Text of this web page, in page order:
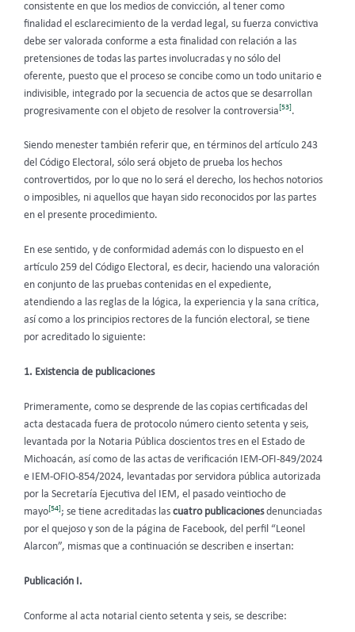
consistente en que los medios de convicción, al tener como
finalidad el esclarecimiento de la verdad legal, su fuerza convictiva
debe ser valorada conforme a esta finalidad con relación a las
pretensiones de todas las partes involucradas y no sólo del
oferente, puesto que el proceso se concibe como un todo unitario e
indivisible, integrado por la secuencia de actos que se desarrollan
progresivamente con el objeto de resolver la controversia [53] .
Siendo menester también referir que, en términos del artículo 243
del Código Electoral, sólo será objeto de prueba los hechos
controvertidos, por lo que no lo será el derecho, los hechos notorios
o imposibles, ni aquellos que hayan sido reconocidos por las partes
en el presente procedimiento.
En ese sentido, y de conformidad además con lo dispuesto en el
artículo 259 del Código Electoral, es decir, haciendo una valoración
en conjunto de las pruebas contenidas en el expediente,
atendiendo a las reglas de la lógica, la experiencia y la sana crítica,
así como a los principios rectores de la función electoral, se tiene
por acreditado lo siguiente:
1. Existencia de publicaciones
Primeramente, como se desprende de las copias certificadas del
acta destacada fuera de protocolo número ciento setenta y seis,
levantada por la Notaria Pública doscientos tres en el Estado de
Michoacán, así como de las actas de verificación IEM-OFI-849/2024
e IEM-OFIO-854/2024, levantadas por servidora pública autorizada
por la Secretaría Ejecutiva del IEM, el pasado veintiocho de
mayo[54]; se tiene acreditadas las cuatro publicacionesdenunciadas
por el quejoso y son de la página de Facebook, del perfil “Leonel
Alarcon”, mismas que a continuación se describen e insertan:
Publicación I.
Conforme al acta notarial ciento setenta y seis, se describe: